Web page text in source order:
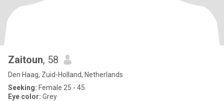
Zaitoun, 58
Den Haag, Zuid-Holland, Netherlands
Seeking: Female 25 - 45
Eye color: Grey